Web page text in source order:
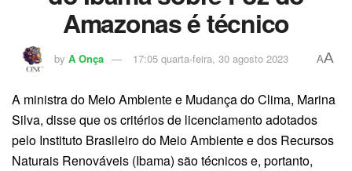
Amazonas é técnico
by A Onça 17:05 quarta-feira, 30 agosto 2023 AA
A ministra do Meio Ambiente e Mudança do Clima, Marina
Silva, disse que os critérios de licenciamento adotados
pelo Instituto Brasileiro do Meio Ambiente e dos Recursos
Naturais Renováveis (Ibama) são técnicos e, portanto,